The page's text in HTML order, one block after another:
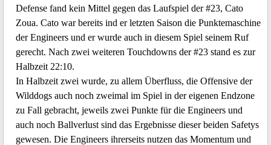
Defense fand kein Mittel gegen das Laufspiel der #23, Cato
Zoua. Cato war bereits ind er letzten Saison die Punktemaschine
der Engineers und er wurde auch in diesem Spiel seinem Ruf
gerecht. Nach zwei weiteren Touchdowns der #23 stand es zur
Halbzeit 22:10.
In Halbzeit zwei wurde, zu allem Überfluss, die Offensive der
Wilddogs auch noch zweimal im Spiel in der eigenen Endzone
zu Fall gebracht, jeweils zwei Punkte für die Engineers und
auch noch Ballverlust sind das Ergebnisse dieser beiden Safetys
gewesen. Die Engineers ihrerseits nutzen das Momentum und